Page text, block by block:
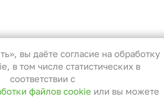
cookie
для
сайта и не могут
в наших системах. Вы
браузер так, чтобы
вы даёте согласие на обработку
в том числе статистических в
соответствии с
файлов cookie или вы можете